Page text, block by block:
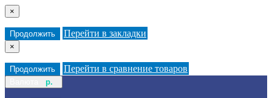
×
Продолжить Перейти в закладки
×
Продолжить Перейти в сравнение товаров
р.